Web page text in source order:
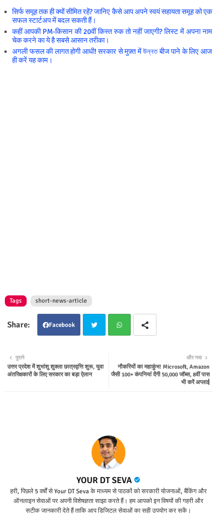
सिर्फ समूह तक ही क्यों सीमित रहें? जानिए कैसे आप अपने स्वयं सहायता समूह को एक
सफल स्टार्टअप में बदल सकती हैं।
कहीं आपकी PM-किसान की 20वीं किस्त रुक तो नहीं जाएगी? लिस्ट में अपना नाम
चेक करने का ये है सबसे आसान तरीका।
अगली फसल की लागत होगी आधी! सरकार से मुफ़्त में উন্নত बीज पाने के लिए आज
ही करें यह काम।
Tags short-news-article
Facebook
ter tsap
और नया
नौकरियों का महाकुंभ! Microsoft, Amazon
जैसी 100+ कंपनियां देंगी 50,000 जॉब्स, 8वीं पास
भी करें अप्लाई
पुराने
उत्तर प्रदेश में शुभांशु शुक्ला छात्रवृत्ति शुरू, युवा
अंतरिक्षकारों के लिए सरकार का बड़ा ऐलान
YOUR DT SEVA
हरी, पिछले 5 वर्षों से Your DT Seva के माध्यम से पाठकों को सरकारी योजनाओं, बैंकिंग और
ऑनलाइन सेवाओं पर अपनी विशेषज्ञता साझा करते हैं। हम आपको इन विषयों की गहरी और
सटीक जानकारी देते हैं ताकि आप डिजिटल सेवाओं का सही उपयोग कर सकें।